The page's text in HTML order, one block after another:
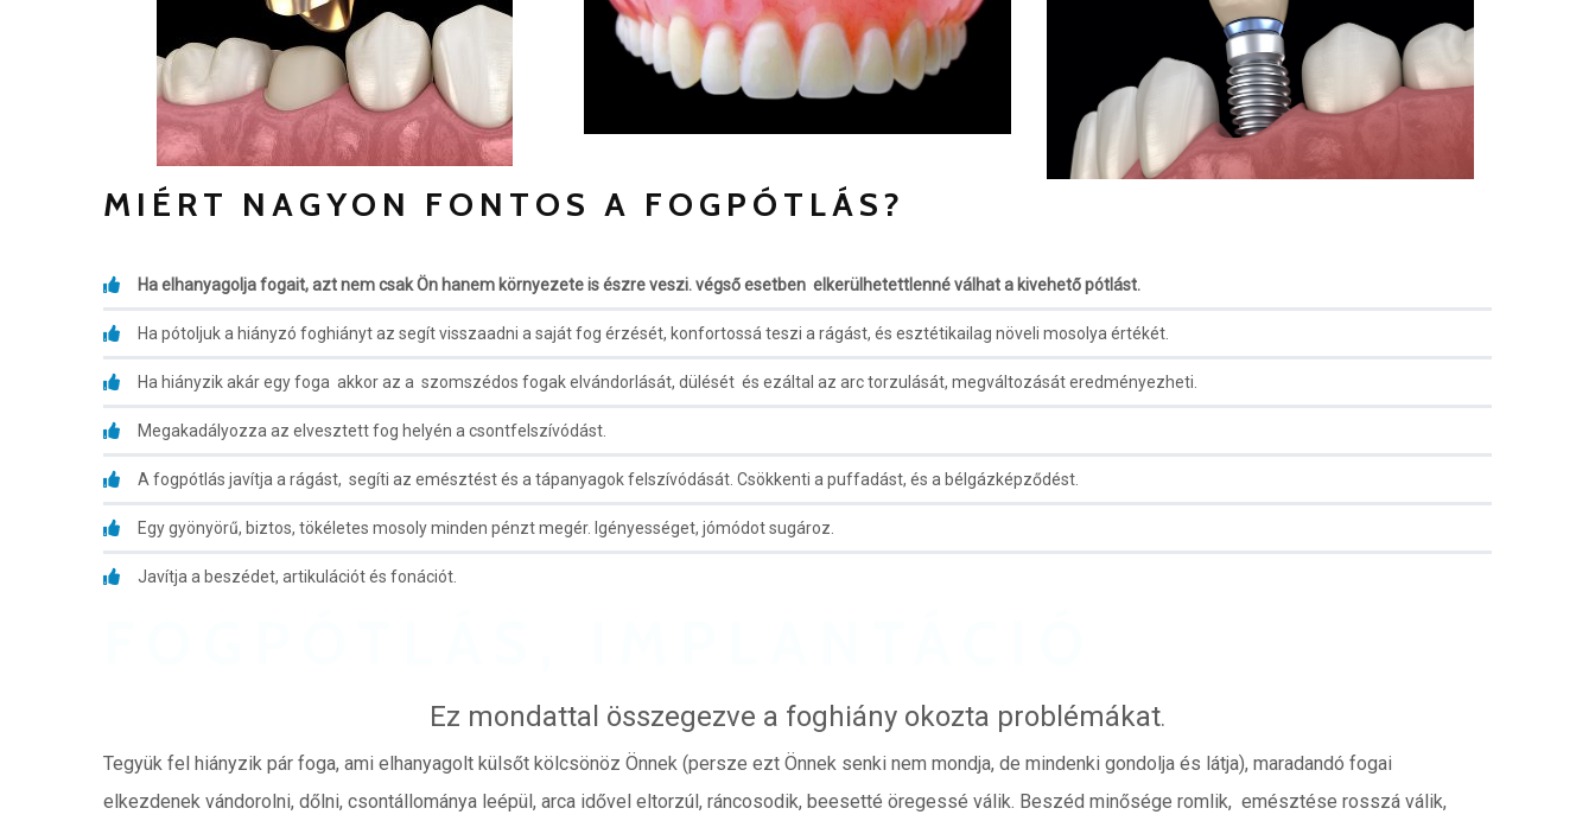
MIÉRT NAGYON FONTOS A FOGPÓTLÁS?
Ha elhanyagolja fogait, azt nem csak Ön hanem környezete is észre veszi. végső esetben elkerülhetettlenné válhat a kivehető pótlást.
Ha pótoljuk a hiányzó foghiányt az segít visszaadni a saját fog érzését, konfortossá teszi a rágást, és esztétikailag növeli mosolya értékét.
Ha hiányzik akár egy foga akkor az a szomszédos fogak elvándorlását, dülését és ezáltal az arc torzulását, megváltozását eredményezheti.
Megakadályozza az elvesztett fog helyén a csontfelszívódást.
A fogpótlás javítja a rágást, segíti az emésztést és a tápanyagok felszívódását. Csökkenti a puffadást, és a bélgázképződést.
Egy gyönyörű, biztos, tökéletes mosoly minden pénzt megér. Igényességet, jómódot sugároz.
Javítja a beszédet, artikulációt és fonációt.
Ez mondattal összegezve a foghiány okozta problémákat.
Tegyük fel hiányzik pár foga, ami elhanyagolt külsőt kölcsönöz Önnek (persze ezt Önnek senki nem mondja, de mindenki gondolja és látja), maradandó fogai
elkezdenek vándorolni, dőlni, csontállománya leépül, arca idővel eltorzúl, ráncosodik, beesetté öregessé válik. Beszéd minősége romlik, emésztése rosszá válik,